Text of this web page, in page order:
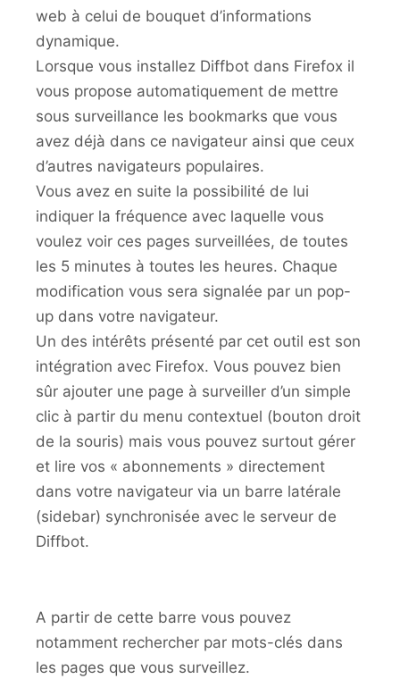
web à celui de bouquet d’informations
dynamique.
Lorsque vous installez Diffbot dans Firefox il
vous propose automatiquement de mettre
sous surveillance les bookmarks que vous
avez déjà dans ce navigateur ainsi que ceux
d’autres navigateurs populaires.
Vous avez en suite la possibilité de lui
indiquer la fréquence avec laquelle vous
voulez voir ces pages surveillées, de toutes
les 5 minutes à toutes les heures. Chaque
modification vous sera signalée par un pop-
up dans votre navigateur.
Un des intérêts présenté par cet outil est son
intégration avec Firefox. Vous pouvez bien
sûr ajouter une page à surveiller d’un simple
clic à partir du menu contextuel (bouton droit
de la souris) mais vous pouvez surtout gérer
et lire vos « abonnements » directement
dans votre navigateur via un barre latérale
(sidebar) synchronisée avec le serveur de
Diffbot.
A partir de cette barre vous pouvez
notamment rechercher par mots-clés dans
les pages que vous surveillez.